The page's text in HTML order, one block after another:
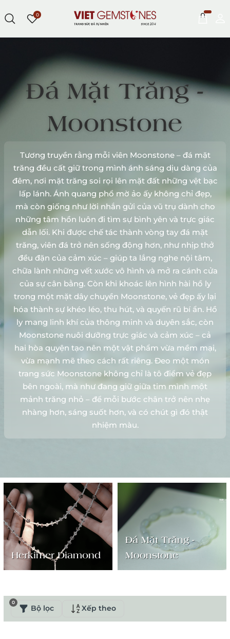
0
Đá Mặt Trăng -
Moonstone
Tương truyền rằng mỗi viên Moonstone – đá mặt
trăng đều cất giữ trong mình ánh sáng dịu dàng của
đêm, nơi mặt trăng soi rọi lên mặt đất những vệt bạc
lấp lánh. Ánh quang phổ mờ ảo ấy không chỉ đẹp,
mà còn giống như lời nhắn gửi của vũ trụ dành cho
những tâm hồn luôn đi tìm sự bình yên và trực giác
dẫn lối. Khi được chế tác thành vòng tay đá mặt
trăng, viên đá trở nên sống động hơn, như nhịp thở
đều đặn của cảm xúc – giúp ta lắng nghe nội tâm,
chữa lành những vết xước vô hình và mở ra cánh cửa
của sự cân bằng. Còn khi khoác lên hình hài hồ ly
trong một mặt dây chuyền Moonstone, vẻ đẹp ấy lại
hóa thành sự khéo léo, thu hút, và quyến rũ bí ẩn. Hồ
ly mang linh khí của thông minh và duyên sắc, còn
Moonstone nuôi dưỡng trực giác và cảm xúc – cả
hai hòa quyện tạo nên một vật phẩm vừa mềm mại,
vừa mạnh mẽ theo cách rất riêng. Đeo một món
trang sức Moonstone không chỉ là tô điểm vẻ đẹp
bên ngoài, mà như đang giữ giữa tim mình một
mảnh trăng nhỏ – để mỗi bước chân trở nên nhẹ
nhàng hơn, sáng suốt hơn, và có chút gì đó thật
nhiệm màu.
Herkimer Diamond
Đá Mặt Trăng -
Moonstone
Bộ lọc
0
Xếp theo